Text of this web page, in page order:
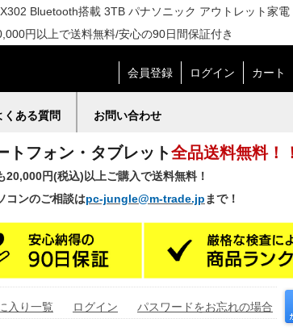
Bluetooth搭載 3TB パナソニック アウトレット家電
円以上で送料無料/安心の90日間保証付き
会員登録 ログイン カート
くある質問 お問い合わせ
トフォン・タブレット全品送料無料！！
20,000円(税込)以上ご購入で送料無料！
コンのご相談はpc-jungle@m-trade.jp まで！
入り一覧 ログイン パスワードをお忘れの場合